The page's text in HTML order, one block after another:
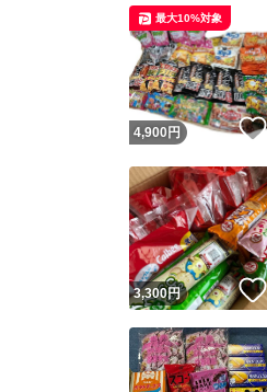
4,900 円
最大10%対象
3,300円